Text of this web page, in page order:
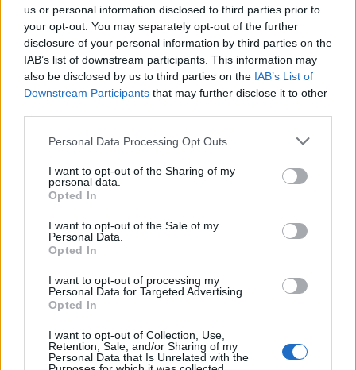
us or personal information disclosed to third parties prior to
your opt-out. You may separately opt-out of the further
disclosure of your personal information by third parties on the
IAB’s list of downstream participants. This information may
also be disclosed by us to third parties on the IAB’s List of
Downstream Participants that may further disclose it to other
Please note that this website/app uses one or more Google
not limited to your visit or usage behaviour. You may click to
grant or deny consent to Google and its third-party tags to
use your data for below specified purposes in below Google
consent section.
Personal Data Processing Opt Outs
I want to opt-out of the Sharing of my
personal data.
Opted In
I want to opt-out of the Sale of my
Personal Data.
Opted In
I want to opt-out of processing my
Personal Data for Targeted Advertising.
Opted In
I want to opt-out of Collection, Use,
Retention, Sale, and/or Sharing of my
Personal Data that Is Unrelated with the
Mindinkább nekibátorodva játszották kedvenc
hangjaikat, dallamaikat, muzsikáikat, zörejeiket
melyek eredete egyrészt magukban, a Szakértőkben
keresendő, másrészt mindenféle népek évezredes
hagyatékában és elevenségében lelhetők föl,
harmadrészt pedigKovács Márton
és hegedűjének
Kaposváron (Megbombáztuk Kaposvárt, Csak egy
szög, 5606 – Őrült lélek, vert hadak
Sárga liliom, Ördögök, Egyszer élünk
) a játszani
próbáló színészeknek, és a békésen szunyókálni
vágyó közönségnek.
De ez sem volt elég! Játszottak színészbüfékben,
megannyi POSZT-on, az Öntödei Múzeumban, a
Nemzeti Búcsún, magukkal sodorva színészeket,